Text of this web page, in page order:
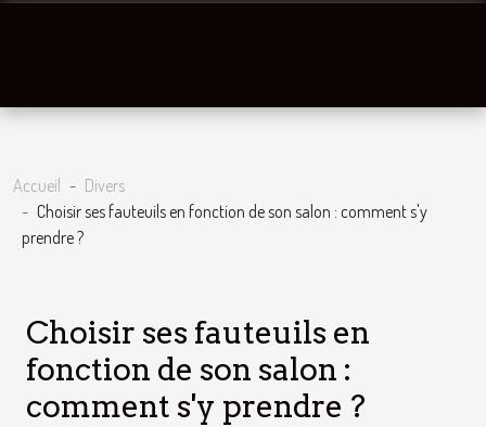
Accueil
Divers
Choisir ses fauteuils en fonction de son salon : comment s'y
prendre ?
Choisir ses fauteuils en
fonction de son salon :
comment s'y prendre ?